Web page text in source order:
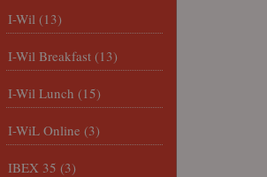
I-Wil (13)
I-Wil Breakfast (13)
I-Wil Lunch (15)
I-WiL Online (3)
IBEX 35 (3)